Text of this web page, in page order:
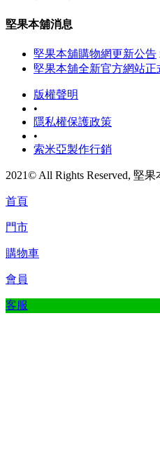
堅果本舖消息
堅果本舖購物網更新公告
堅果本舖全新官方網站正
版權聲明
•
隱私權保護政策
•
索米亞製作行銷
2021© All Rights Reserved, 堅果
首頁
門市
購物車
會員
客服